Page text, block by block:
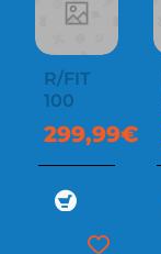
R/FIT
100
299,99€